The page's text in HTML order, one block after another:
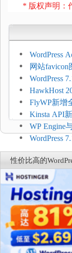
* 版权声明：
WordPress
压和订单延
网站
加方法
WordPress
持REST
HawkHost
$2.61/月，
FlyWP新增
方便
Kinsta API
WP Engine
Connect：
商能力
WordPress
复，仅建议
性价比高的